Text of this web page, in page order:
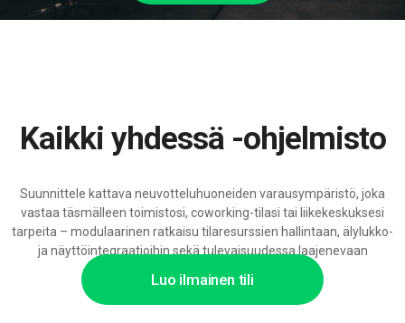
Luo ilmainen tili
Kaikki yhdessä -ohjelmisto
Suunnittele kattava neuvotteluhuoneiden varausympäristö, joka
vastaa täsmälleen toimistosi, coworking-tilasi tai liikekeskuksesi
tarpeita – modulaarinen ratkaisu tilaresurssien hallintaan, älylukko-
ja näyttöintegraatioihin sekä tulevaisuudessa laajenevaan